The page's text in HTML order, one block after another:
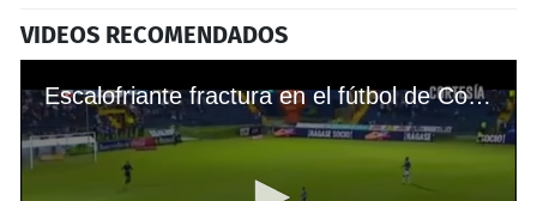
VIDEOS RECOMENDADOS
Escalofriante fractura en el fútbol de Costa Rica